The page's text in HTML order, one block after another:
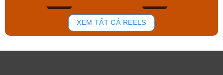
165
XEM TẤT CẢ REELS